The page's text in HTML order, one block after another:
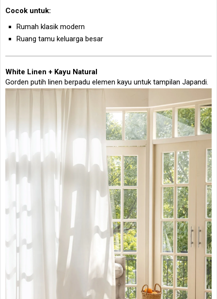
Cocok untuk:
Rumah klasik modern
Ruang tamu keluarga besar
White Linen + Kayu Natural
Gorden putih linen berpadu elemen kayu untuk tampilan Japandi.